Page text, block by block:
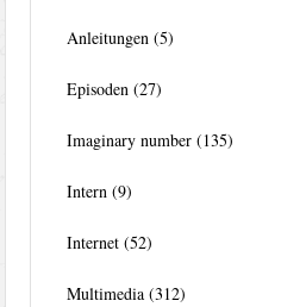
Anleitungen (5)
Episoden (27)
Imaginary number (135)
Intern (9)
Internet (52)
Multimedia (312)